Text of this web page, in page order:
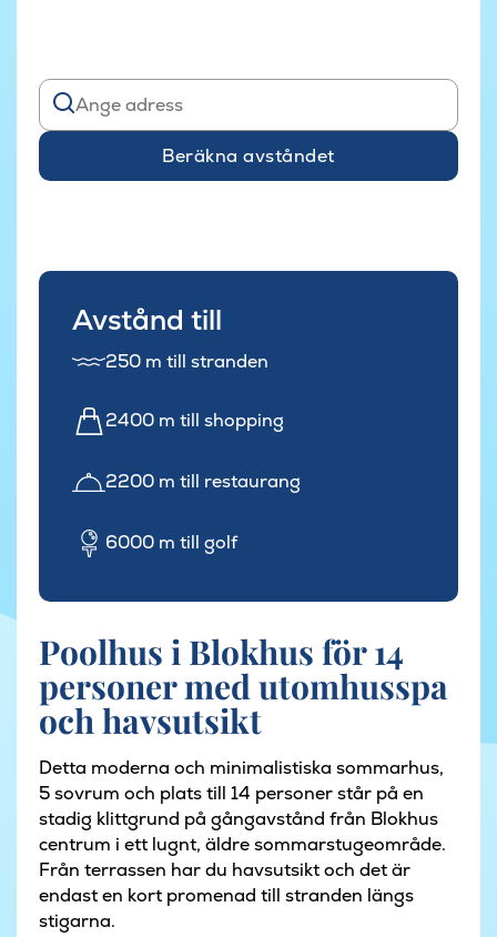
Beräkna avståndet
Avstånd till
250 m till stranden
2400 m till shopping
2200 m till restaurang
6000 m till golf
Poolhus i Blokhus för 14
personer med utomhusspa
och havsutsikt
Detta moderna och minimalistiska sommarhus,
5 sovrum och plats till 14 personer står på en
stadig klittgrund på gångavstånd från Blokhus
centrum i ett lugnt, äldre sommarstugeområde.
Från terrassen har du havsutsikt och det är
endast en kort promenad till stranden längs
stigarna.